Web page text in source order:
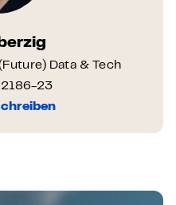
Data & Tech
23